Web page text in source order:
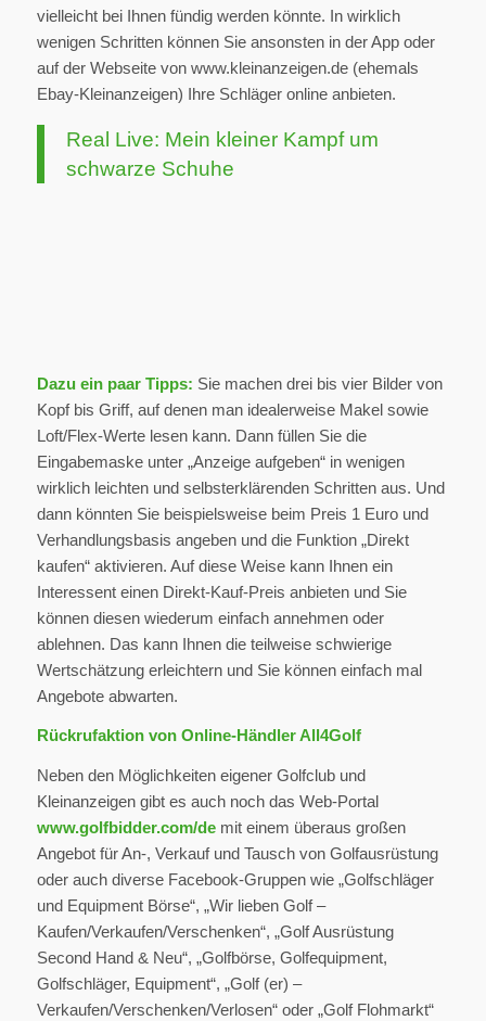
vielleicht bei Ihnen fündig werden könnte. In wirklich
wenigen Schritten können Sie ansonsten in der App oder
auf der Webseite von www.kleinanzeigen.de (ehemals
Ebay-Kleinanzeigen) Ihre Schläger online anbieten.
Real Live: Mein kleiner Kampf um
schwarze Schuhe
Dazu ein paar Tipps: Sie machen drei bis vier Bilder von
Kopf bis Griff, auf denen man idealerweise Makel sowie
Loft/Flex-Werte lesen kann. Dann füllen Sie die
Eingabemaske unter „Anzeige aufgeben“ in wenigen
wirklich leichten und selbsterklärenden Schritten aus. Und
dann könnten Sie beispielsweise beim Preis 1 Euro und
Verhandlungsbasis angeben und die Funktion „Direkt
kaufen“ aktivieren. Auf diese Weise kann Ihnen ein
Interessent einen Direkt-Kauf-Preis anbieten und Sie
können diesen wiederum einfach annehmen oder
ablehnen. Das kann Ihnen die teilweise schwierige
Wertschätzung erleichtern und Sie können einfach mal
Angebote abwarten.
Rückrufaktion von Online-Händler All4Golf
Neben den Möglichkeiten eigener Golfclub und
Kleinanzeigen gibt es auch noch das Web-Portal
www.golfbidder.com/demit einem überaus großen
Angebot für An-, Verkauf und Tausch von Golfausrüstung
oder auch diverse Facebook-Gruppen wie „Golfschläger
und Equipment Börse“, „Wir lieben Golf –
Kaufen/Verkaufen/Verschenken“, „Golf Ausrüstung
Second Hand & Neu“, „Golfbörse, Golfequipment,
Golfschläger, Equipment“, „Golf (er) –
Verkaufen/Verschenken/Verlosen“ oder „Golf Flohmarkt“